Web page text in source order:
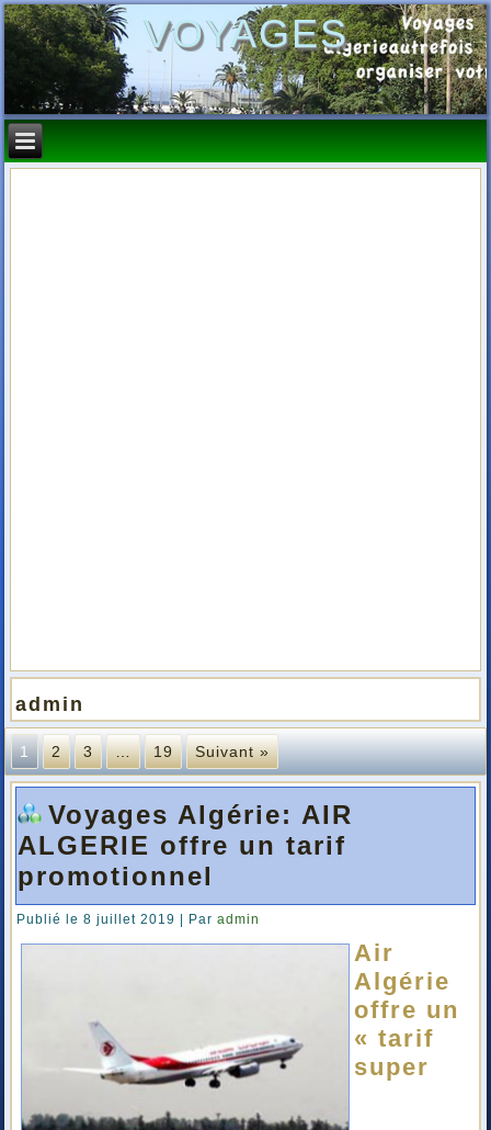
VOYAGES
admin
1 2 3 … 19 Suivant »
Voyages Algérie: AIR
ALGERIE offre un tarif
promotionnel
Publié le 8 juillet 2019 Par admin
Air
Algérie
offre un
« tarif
super